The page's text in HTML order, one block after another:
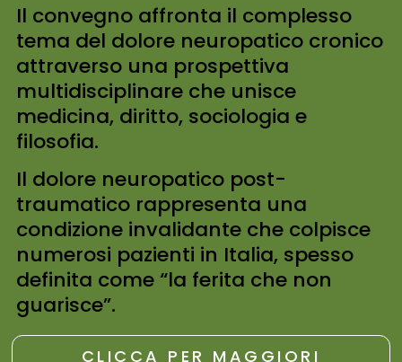
Il convegno affronta il complesso
tema del dolore neuropatico cronico
attraverso una prospettiva
multidisciplinare che unisce
medicina, diritto, sociologia e
filosofia.
Il dolore neuropatico post-
traumatico rappresenta una
condizione invalidante che colpisce
numerosi pazienti in Italia, spesso
definita come “la ferita che non
guarisce”.
CLICCA PER MAGGIORI